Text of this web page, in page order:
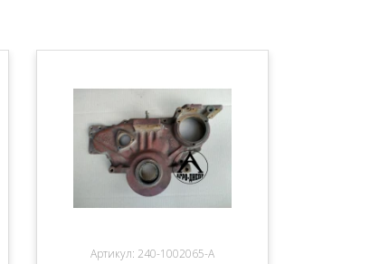
Артикул: 240-1002065-А